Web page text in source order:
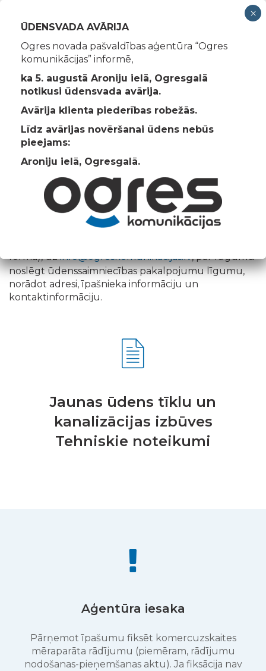
Toggle
Līguma noslēgšana
Līguma noslēgšana
Līgums par Ūdenssaimniecības
un kanalizācijs pakalpojumu
Pārņemot nekustamo īpašumu, jaunajam
formā), uzinfo@ogreskomunikacijas.lv, par lūgumu
noslēgt ūdenssaimniecības pakalpojumu līgumu,
norādot adresi, īpašnieka informāciju un
kontaktinformāciju.
Jaunas ūdens tīklu un
kanalizācijas izbūves
Tehniskie noteikumi
Aģentūra iesaka
Pārņemot īpašumu fiksēt komercuzskaites
mēraparāta rādījumu (piemēram, rādījumu
nodošanas-pieņemšanas aktu). Ja fiksācija nav
ŪDENSVADA AVĀRIJA
Ogres novada pašvaldības aģentūra “Ogres
komunikācijas” informē,
ka 5. augustā Aroniju ielā, Ogresgalā
notikusi ūdensvada avārija.
Avārija klienta piederības robežās.
Līdz avārijas novēršanai ūdens nebūs
pieejams:
Aroniju ielā, Ogresgalā.